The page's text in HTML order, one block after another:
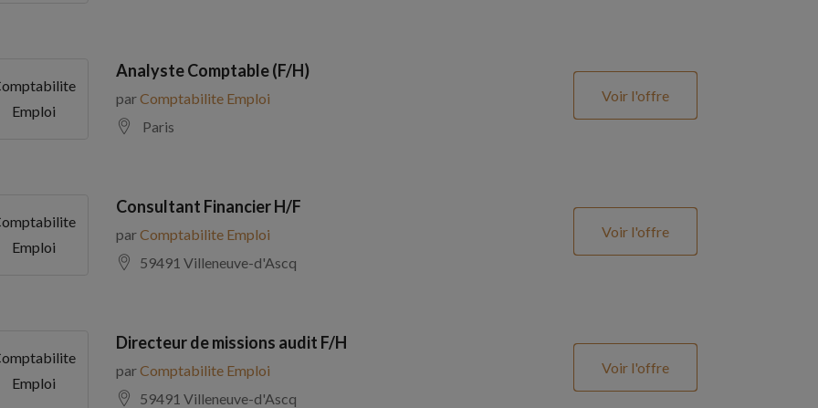
Emploi
Analyste Comptable (F/H)
parComptabilite Emploi
Paris
Voir l'offre
Emploi
Consultant Financier H/F
parComptabilite Emploi
59491 Villeneuve-d'Ascq
Voir l'offre
Emploi
Directeur de missions audit F/H
parComptabilite Emploi
59491 Villeneuve-d'Ascq
Voir l'offre